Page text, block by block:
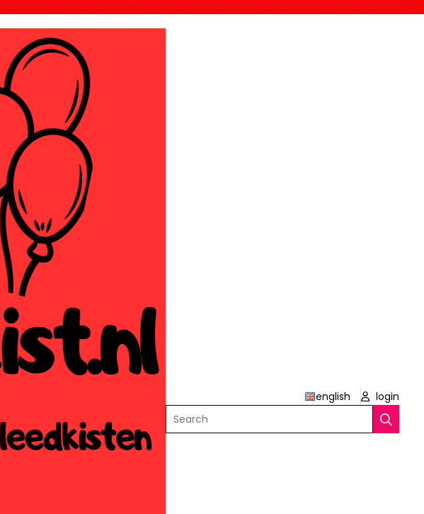
english
login
Search